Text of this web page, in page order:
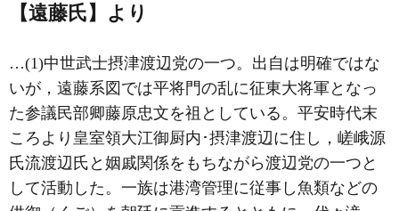
【遠藤氏】より
…(1)中世武士摂津渡辺党の一つ。出自は明確ではな
いが，遠藤系図では平将門の乱に征東大将軍となっ
た参議民部卿藤原忠文を祖としている。平安時代末
ころより皇室領大江御厨内･摂津渡辺に住し，嵯峨源
氏流渡辺氏と姻戚関係をもちながら渡辺党の一つと
して活動した。一族は港湾管理に従事し魚類などの